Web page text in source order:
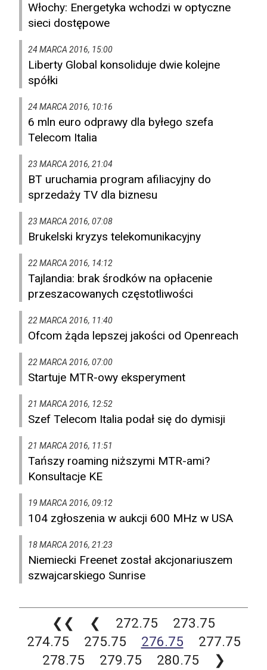
Włochy: Energetyka wchodzi w optyczne
sieci dostępowe
24 MARCA 2016, 15:00
Liberty Global konsoliduje dwie kolejne
spółki
24 MARCA 2016, 10:16
6 mln euro odprawy dla byłego szefa
Telecom Italia
23 MARCA 2016, 21:04
BT uruchamia program afiliacyjny do
sprzedaży TV dla biznesu
23 MARCA 2016, 07:08
Brukelski kryzys telekomunikacyjny
22 MARCA 2016, 14:12
Tajlandia: brak środków na opłacenie
przeszacowanych częstotliwości
22 MARCA 2016, 11:40
Ofcom żąda lepszej jakości od Openreach
22 MARCA 2016, 07:00
Startuje MTR-owy eksperyment
21 MARCA 2016, 12:52
Szef Telecom Italia podał się do dymisji
21 MARCA 2016, 11:51
Tańszy roaming niższymi MTR-ami?
Konsultacje KE
19 MARCA 2016, 09:12
104 zgłoszenia w aukcji 600 MHz w USA
18 MARCA 2016, 21:23
Niemiecki Freenet został akcjonariuszem
szwajcarskiego Sunrise
❮❮ ❮ 272.75
273.75
274.75
275.75 276.75
277.75
278.75
279.75 280.75
❯